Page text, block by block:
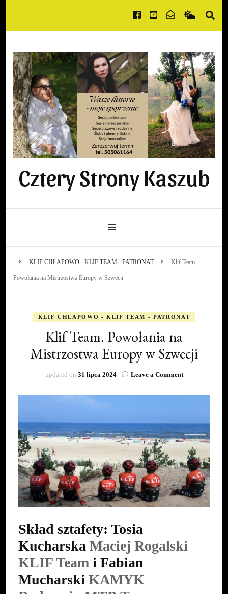
Cztery Strony Kaszub
KLIF CHŁAPOWO - KLIF TEAM - PATRONAT Klif Team.
Powołania na Mistrzostwa Europy w Szwecji
KLIF CHŁAPOWO - KLIF TEAM - PATRONAT
Klif Team. Powołania na
Mistrzostwa Europy w Szwecji
updated on 31 lipca 2024 Leave a Commenton
Team.
Mistrzostwa
Europy
Szwecji
Skład sztafety: Tosia
KucharskaMaciej Rogalski
KLIF Team i Fabian
MucharskiKAMYK